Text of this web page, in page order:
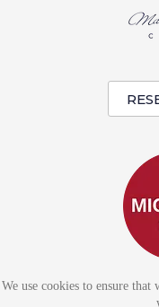
We use cookies to ensure